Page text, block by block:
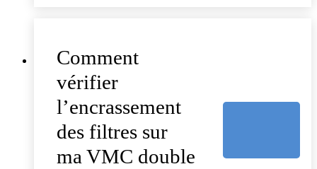
Comment
vérifier
l’encrassement
des filtres sur
ma VMC double